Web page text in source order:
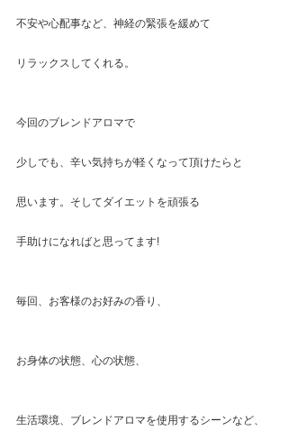
不安や心配事など、神経の緊張を緩めて
リラックスしてくれる。
今回のブレンドアロマで
少しでも、辛い気持ちが軽くなって頂けたらと
思います。そしてダイエットを頑張る
手助けになればと思ってます!
毎回、お客様のお好みの香り、
お身体の状態、心の状態、
生活環境、ブレンドアロマを使用するシーンなど、